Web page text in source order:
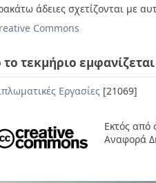
άδειες σχετίζονται με
Commons
το τεκμήριο
Εργασίες [21069]
Εκτός από
Αναφορά